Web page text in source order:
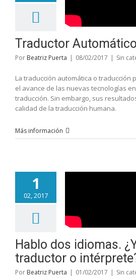
Traductor Automático
Por Beatriz Puerta | 08/02/2017 | Sin
La traducción automática o traducción
el avance de las nuevas tecnologías
traducción. Sin embargo, sus
calidad de la traducción humana.
Más información
1
02, 2017
Hablo dos idiomas.
traductor o
Por Beatriz Puerta | 01/02/2017 | Sin